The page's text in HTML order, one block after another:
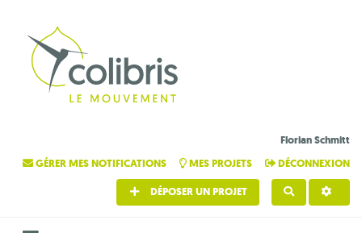
Florian Schmitt
GÉRER MES NOTIFICATIONS
MES PROJETS DÉCONNEXION
DÉPOSER UN PROJET